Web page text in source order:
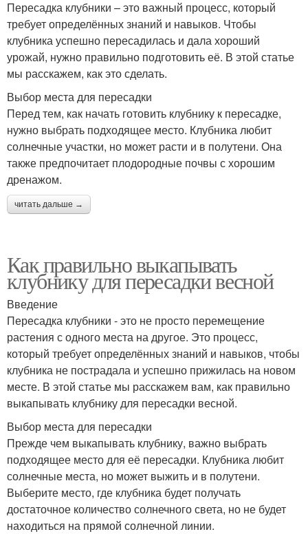
Пересадка клубники – это важный процесс, который
требует определённых знаний и навыков. Чтобы
клубника успешно пересадилась и дала хороший
урожай, нужно правильно подготовить её. В этой статье
мы расскажем, как это сделать.
Выбор места для пересадки
Перед тем, как начать готовить клубнику к пересадке,
нужно выбрать подходящее место. Клубника любит
солнечные участки, но может расти и в полутени. Она
также предпочитает плодородные почвы с хорошим
дренажом.
читать дальше →
Как правильно выкапывать
клубнику для пересадки весной
Введение
Пересадка клубники - это не просто перемещение
растения с одного места на другое. Это процесс,
который требует определённых знаний и навыков, чтобы
клубника не пострадала и успешно прижилась на новом
месте. В этой статье мы расскажем вам, как правильно
выкапывать клубнику для пересадки весной.
Выбор места для пересадки
Прежде чем выкапывать клубнику, важно выбрать
подходящее место для её пересадки. Клубника любит
солнечные места, но может выжить и в полутени.
Выберите место, где клубника будет получать
достаточное количество солнечного света, но не будет
находиться на прямой солнечной линии.